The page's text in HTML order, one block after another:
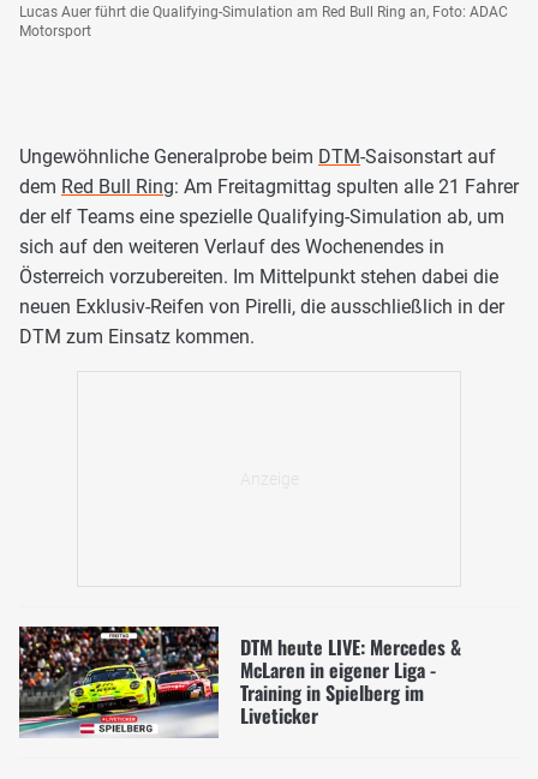
Lucas Auer führt die Qualifying-Simulation am Red Bull Ring an, Foto: ADAC
Motorsport
Ungewöhnliche Generalprobe beim DTM-Saisonstart auf
dem Red Bull Ring: Am Freitagmittag spulten alle 21 Fahrer
der elf Teams eine spezielle Qualifying-Simulation ab, um
sich auf den weiteren Verlauf des Wochenendes in
Österreich vorzubereiten. Im Mittelpunkt stehen dabei die
neuen Exklusiv-Reifen von Pirelli, die ausschließlich in der
DTM zum Einsatz kommen.
DTM heute LIVE: Mercedes &
McLaren in eigener Liga -
Training in Spielberg im
Liveticker